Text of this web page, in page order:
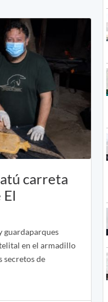
carreta
El
guardaparques
en el armadillo
secretos de